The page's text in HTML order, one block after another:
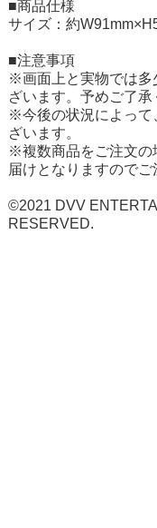
■商品仕様
サイズ：約
■注意事項
※画面上と実物では多
ざいます。予めご了承
※今後の状況によって
ざいます。
※複数商品をご注文の
届けとなりますのでご
©2021 DVV
RESERVED.